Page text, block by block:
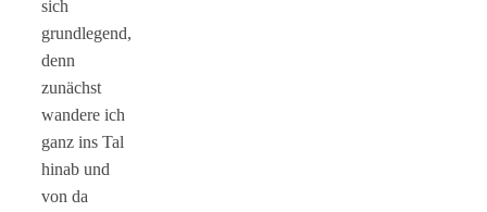
sich
grundlegend,
denn
zunächst
wandere ich
ganz ins Tal
hinab und
von da